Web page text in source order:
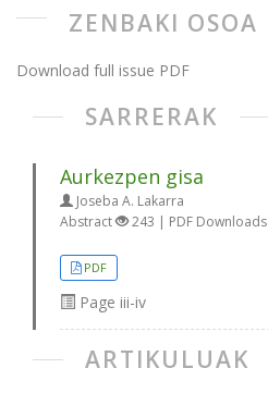
ZENBAKI OSOA
Download full issue PDF
SARRERAK
Aurkezpen gisa
Joseba A. Lakarra
Abstract
243 | PDF Downloads
PDF
Page iii-iv
ARTIKULUAK